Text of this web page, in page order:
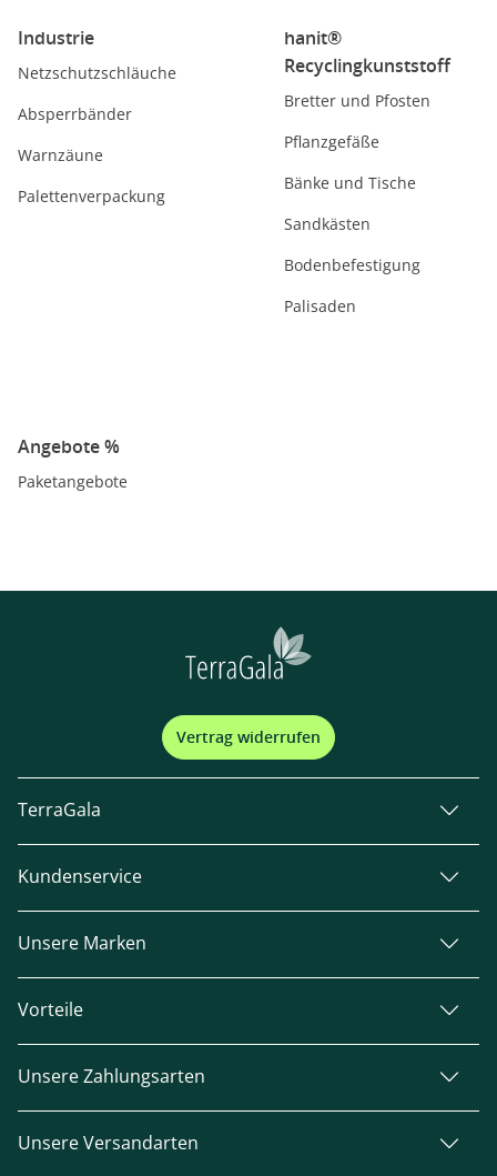
Industrie
Netzschutzschläuche
Absperrbänder
Warnzäune
Palettenverpackung
hanit®
Recyclingkunststoff
Bretter und Pfosten
Pflanzgefäße
Bänke und Tische
Sandkästen
Bodenbefestigung
Palisaden
Angebote %
Paketangebote
Vertrag widerrufen
TerraGala
Kundenservice
Unsere Marken
Vorteile
Unsere Zahlungsarten
Unsere Versandarten